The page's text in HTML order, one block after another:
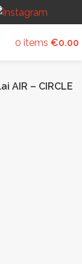
0 items €0.00
AIR – CIRCLE